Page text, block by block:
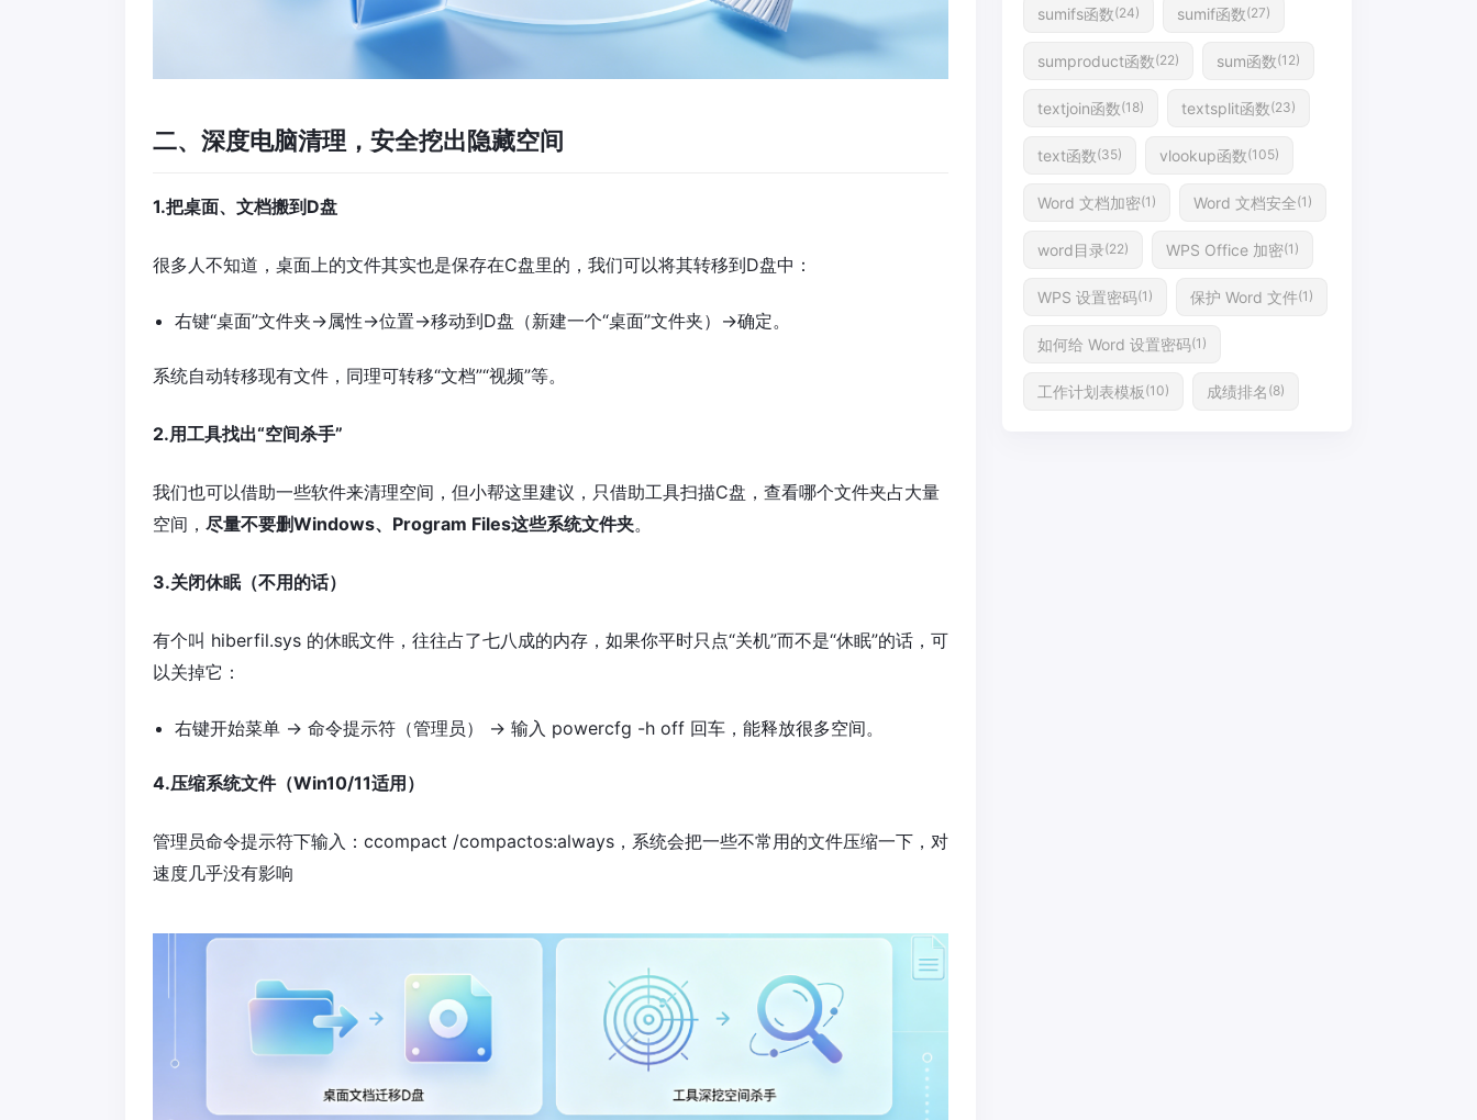
二、深度电脑清理，安全挖出隐藏空间
1.把桌面、文档搬到D盘
很多人不知道，桌面上的文件其实也是保存在C盘里的，我们可以将其转移到D盘中：
右键“桌面”文件夹→属性→位置→移动到D盘（新建一个“桌面”文件夹）→确定。
系统自动转移现有文件，同理可转移“文档”“视频”等。
2.用工具找出“空间杀手”
我们也可以借助一些软件来清理空间，但小帮这里建议，只借助工具扫描C盘，查看哪个文件夹占大量
空间， 尽量不要删Windows、Program Files这些系统文件夹。
3.关闭休眠（不用的话）
有个叫 hiberfil.sys 的休眠文件，往往占了七八成的内存，如果你平时只点“关机”而不是“休眠”的话，可
以关掉它：
右键开始菜单 → 命令提示符（管理员） → 输入 powercfg -h off 回车，能释放很多空间。
4.压缩系统文件（Win10/11适用）
管理员命令提示符下输入：ccompact /compactos:always，系统会把一些不常用的文件压缩一下，对
速度几乎没有影响
sumifs函数(24) sumif函数(27)
sumproduct函数(22) sum函数(12)
textjoin函数(18) textsplit函数(23)
text函数(35) vlookup函数(105)
Word 文档加密(1) Word 文档安全(1)
word目录(22) WPS Office 加密(1)
WPS 设置密码(1) 保护 Word 文件(1)
如何给 Word 设置密码(1)
工作计划表模板 (10) 成绩排名 (8)